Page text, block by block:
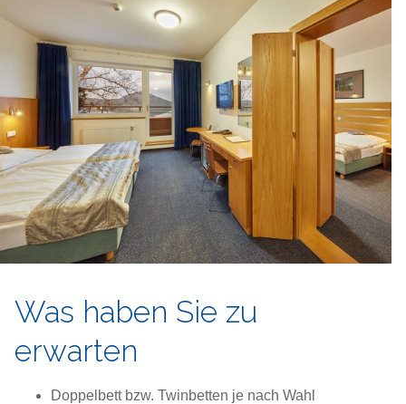
Was haben Sie zu
erwarten
Doppelbett bzw. Twinbetten je nach Wahl